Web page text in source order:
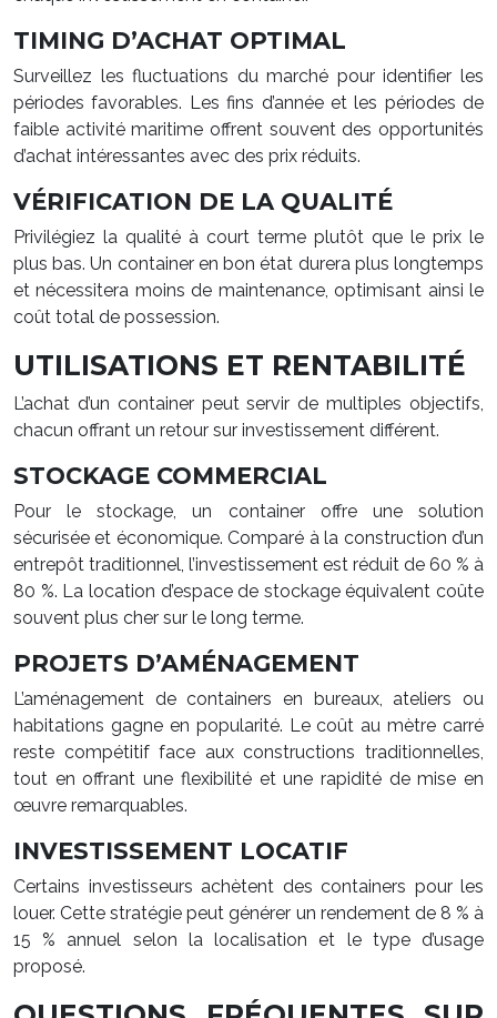
TIMING D’ACHAT OPTIMAL
Surveillez les fluctuations du marché pour identifier les
périodes favorables. Les fins d’année et les périodes de
faible activité maritime offrent souvent des opportunités
d’achat intéressantes avec des prix réduits.
VÉRIFICATION DE LA QUALITÉ
Privilégiez la qualité à court terme plutôt que le prix le
plus bas. Un container en bon état durera plus longtemps
et nécessitera moins de maintenance, optimisant ainsi le
coût total de possession.
UTILISATIONS ET RENTABILITÉ
L’achat d’un container peut servir de multiples objectifs,
chacun offrant un retour sur investissement différent.
STOCKAGE COMMERCIAL
Pour le stockage, un container offre une solution
sécurisée et économique. Comparé à la construction d’un
entrepôt traditionnel, l’investissement est réduit de 60 % à
80 %. La location d’espace de stockage équivalent coûte
souvent plus cher sur le long terme.
PROJETS D’AMÉNAGEMENT
L’aménagement de containers en bureaux, ateliers ou
habitations gagne en popularité. Le coût au mètre carré
reste compétitif face aux constructions traditionnelles,
tout en offrant une flexibilité et une rapidité de mise en
œuvre remarquables.
INVESTISSEMENT LOCATIF
Certains investisseurs achètent des containers pour les
louer. Cette stratégie peut générer un rendement de 8 % à
15 % annuel selon la localisation et le type d’usage
proposé.